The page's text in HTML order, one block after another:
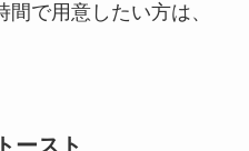
で用意したい方は、
ースト